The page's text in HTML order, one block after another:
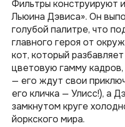
Фильтры конструируют
Льюина Дэвиса». Он
голубой палитре, что
главного героя от
кот, который
цветовую гамму
— его ждут свои
его кличка — Улисс!), а
замкнутом круге
йоркского мира.